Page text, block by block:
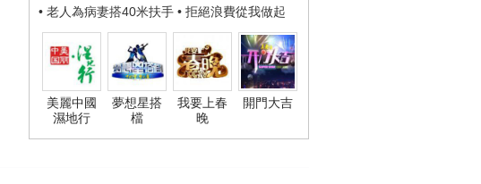
• 老人為病妻搭40米扶手 • 拒絕浪費從我做起
美麗中國
濕地行
夢想星搭
檔
我要上春
晚
開門大吉